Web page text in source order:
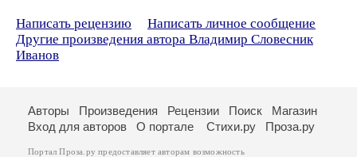
Написать рецензию
Написать личное сообщение
Другие произведения автора Владимир Словесник
Иванов
Авторы Произведения Рецензии Поиск
Магазин
Вход для авторов
О портале Стихи.ру Проза.ру
Портал Проза.ру предоставляет авторам возможность